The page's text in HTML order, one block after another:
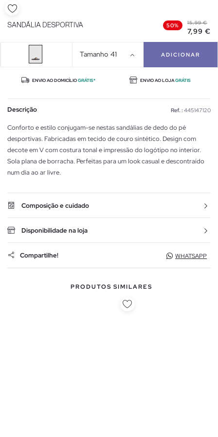
SANDÁLIA DESPORTIVA 50% 15,99 €
7,99 €
Tamanho 41 ADICIONAR
ENVIO AO DOMICÍLIOGRÁTIS* ENVIO AO LOJAGRÁTIS
Descrição Ref. : 445147120
Conforto e estilo conjugam-se nestas sandálias de dedo do pé
desportivas. Fabricadas em tecido de couro sintético. Design com
decote em V com costura tonal e impressão do logótipo no interior.
Sola plana de borracha. Perfeitas para um look casual e descontraído
num dia ao ar livre.
Composição e cuidado
Disponibilidade na loja
Compartilhe! WHATSAPP
PRODUTOS SIMILARES